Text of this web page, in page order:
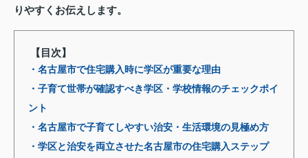
りやすくお伝えします。
【目次】
・名古屋市で住宅購入時に学区が重要な理由
・子育て世帯が確認すべき学区・学校情報のチェックポイ
ント
・名古屋市で子育てしやすい治安・生活環境の見極め方
・学区と治安を両立させた名古屋市の住宅購入ステップ